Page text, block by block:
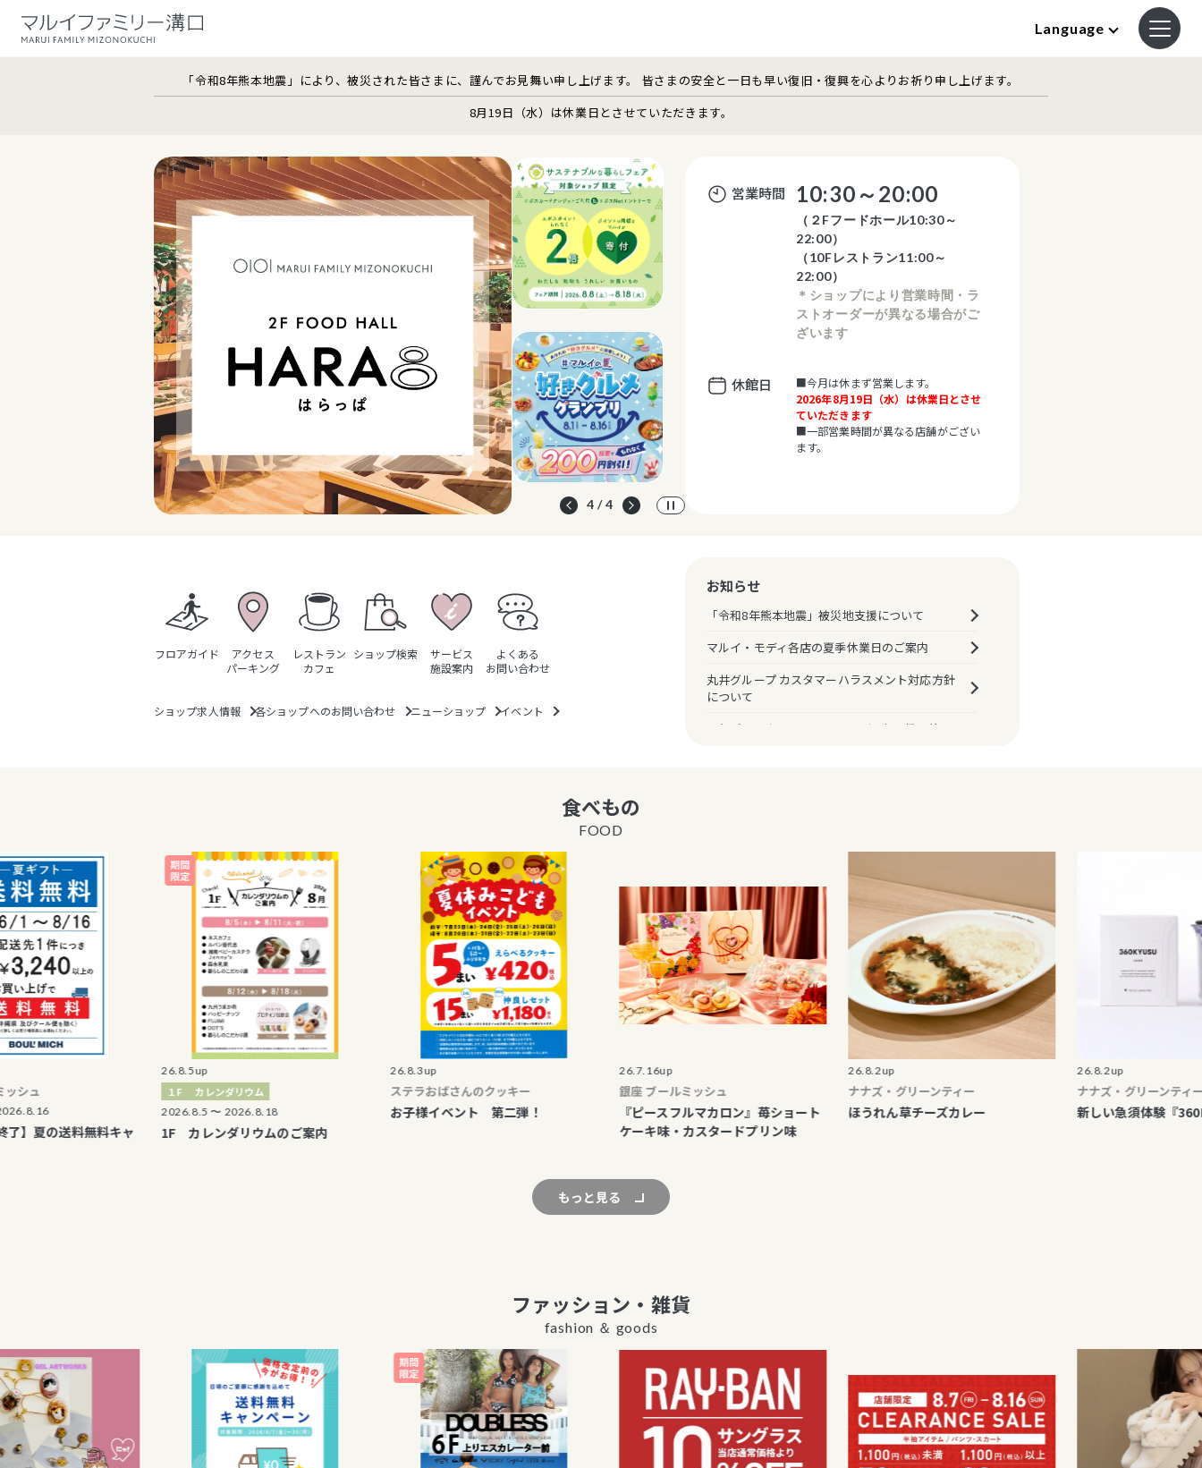
Language
「令和8年熊本地震」により、被災された皆さまに、謹んでお見舞い申し上げます。 皆さまの安全と一日も早い復旧・復興を心よりお祈り申し上げます。
8月19日（水）は休業日とさせていただきます。
4 / 4
営業時間 10:30～20:00
（２Fフードホール10:30～
22:00）
（10Fレストラン11:00～
22:00）
＊ショップにより営業時間・ラ
ストオーダーが異なる場合がご
ざいます
休館日
■今月は休まず営業します。
2026年8月19日（水）は休業日とさせ
ていただきます
■一部営業時間が異なる店舗がござい
ます。
フロアガイド
アクセス
パーキング
レストラン
カフェ
ショップ検索
サービス
施設案内
よくある
お問い合わせ
ショップ求人情報 各ショップへのお問い合わせ ニューショップ イベント
お知らせ
「令和8年熊本地震」被災地支援について
マルイ・モディ各店の夏季休業日のご案内
丸井グループ カスタマーハラスメント対応方針
について
一部ギフトカードマルイ・モディお取扱い終了
海外からのお客さま向け各提携カード等割引中
止について
マルイのネット通販「マルイウェブチャネル」
はこちら
食べもの
FOOD
送料無料キャ
１F カレンダリウム
2026.8.5 〜 2026.8.18
1F カレンダリウムのご案内
ステラおばさんのクッキー
お子様イベント 第二弾！
26.7.16up
銀座 ブールミッシュ
『ピースフルマカロン』苺ショート
ケーキ味・カスタードプリン味
ナナズ・グリーンティー
ほうれん草チーズカレー
ナナズ・グリーンティー
新しい急須体験『360KYUSU
もっと見る
ファッション・雑貨
fashion ＆ goods